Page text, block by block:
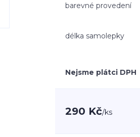
barevné provedení
délka samolepky
Nejsme plátci DPH
290 Kč/ks